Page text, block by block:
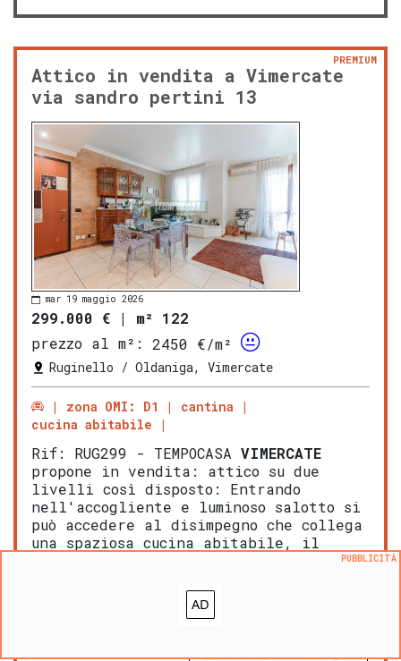
Attico in vendita a Vimercate
via sandro pertini 13
PREMIUM
mar 19 maggio 2026
299.000 € | m² 122
prezzo al m²:
2450 €/m²
Ruginello / Oldaniga, Vimercate
zona OMI: D1
cantina
cucina abitabile
Rif: RUG299 - TEMPOCASA VIMERCATE
propone in vendita: attico su due
livelli così disposto: Entrando
nell'accogliente e luminoso salotto si
può accedere al disimpegno che collega
una spaziosa cucina abitabile, il
PUBBLICITÀ